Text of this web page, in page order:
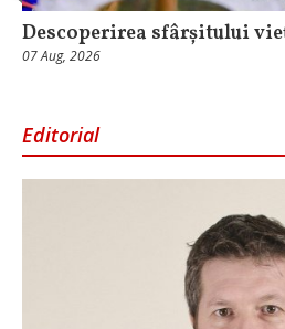
Descoperirea sfârșitului
07 Aug, 2026
Editorial